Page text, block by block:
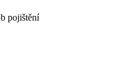
pojištění